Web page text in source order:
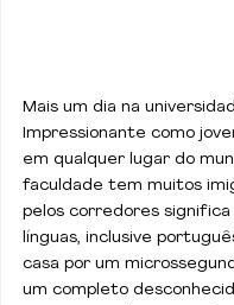
Mais um dia na
Impressionante como
em qualquer lugar do
faculdade tem muitos
pelos corredores significa
línguas, inclusive
casa por um
um completo